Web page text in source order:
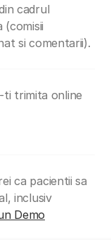
cadrul
(comisii
si comentarii).
ti trimita online
ca pacientii sa
inclusiv
Demo